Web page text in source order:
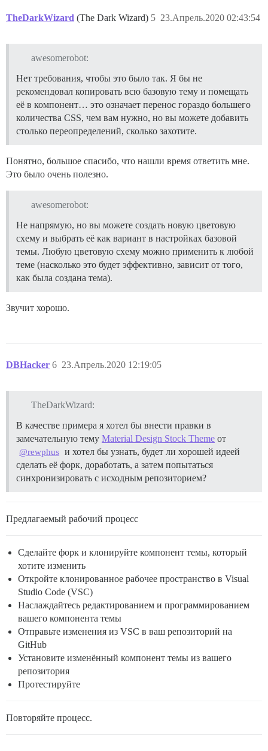
TheDarkWizard (The Dark Wizard) 23.Апрель.2020 02:43:54
5
awesomerobot:
Нет требования, чтобы это было так. Я бы не
рекомендовал копировать всю базовую тему и помещать
её в компонент… это означает перенос гораздо большего
количества CSS, чем вам нужно, но вы можете добавить
столько переопределений, сколько захотите.
Понятно, большое спасибо, что нашли время ответить мне.
Это было очень полезно.
awesomerobot:
Не напрямую, но вы можете создать новую цветовую
схему и выбрать её как вариант в настройках базовой
темы. Любую цветовую схему можно применить к любой
теме (насколько это будет эффективно, зависит от того,
как была создана тема).
Звучит хорошо.
DBHacker 23.Апрель.2020 12:19:05
6
TheDarkWizard:
В качестве примера я хотел бы внести правки в
замечательную тему Material Design Stock Theme от
@rewphus и хотел бы узнать, будет ли хорошей идеей
сделать её форк, доработать, а затем попытаться
синхронизировать с исходным репозиторием?
Предлагаемый рабочий процесс
Сделайте форк и клонируйте компонент темы, который
хотите изменить
Откройте клонированное рабочее пространство в Visual
Studio Code (VSC)
Наслаждайтесь редактированием и программированием
вашего компонента темы
Отправьте изменения из VSC в ваш репозиторий на
GitHub
Установите изменённый компонент темы из вашего
репозитория
Протестируйте
Повторяйте процесс.